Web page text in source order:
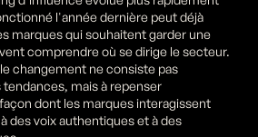
l'année dernière peut déjà
marques qui souhaitent garder une
comprendre où se dirige le secteur.
changement ne consiste pas
mais à repenser
dont les marques interagissent
des voix authentiques et à des